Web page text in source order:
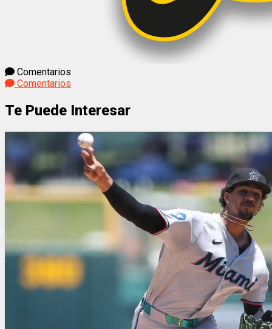
Comentarios
Comentarios
Te Puede Interesar